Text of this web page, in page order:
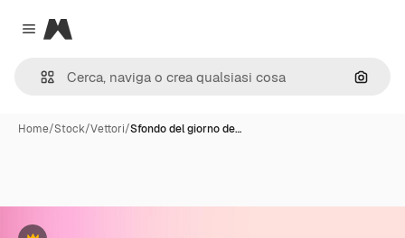
Close menu
Magnific
Cerca
Home/Stock/Vettori/Sfondo del giorno de…